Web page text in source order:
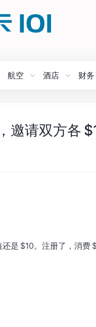
航空 酒店 财务
邀请双方各
是 $10。注册了，消费